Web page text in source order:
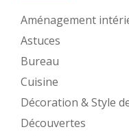
Aménagement
Astuces
Bureau
Cuisine
Décoration & Style
Découvertes